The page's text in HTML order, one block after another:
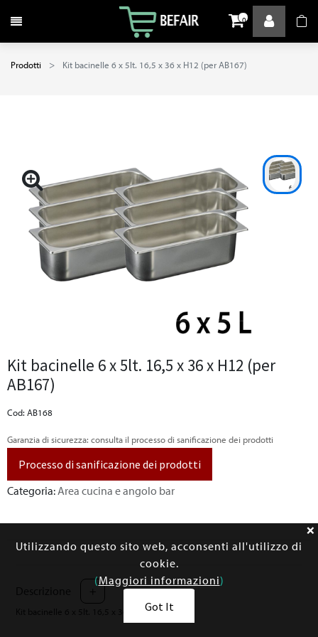
Attiva / disattiva la navigazione 0
Prodotti Kit bacinelle 6 x 5lt. 16,5 x 36 x H12 (per AB167)
Kit bacinelle 6 x 5lt. 16,5 x 36 x H12 (per
AB167)
Cod: AB168
Garanzia di sicurezza: consulta il processo di sanificazione dei prodotti
Processo di sanificazione dei prodotti
Categoria:Area cucina e angolo bar
+
Kit bacinelle 6 x 5lt. 16,5 x 36 x H12
Utilizzando questo sito web, acconsenti all'utilizzo di
cookie.
(Maggiori informazioni)
Got It